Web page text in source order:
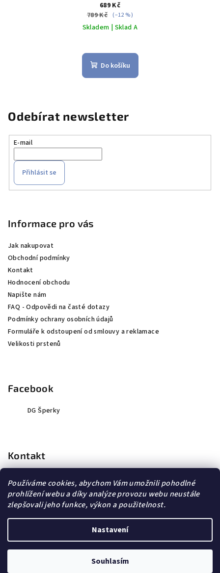
Používáme cookies, abychom Vám umožnili pohodlné
prohlížení webu a díky analýze provozu webu neustále
zlepšovali jeho funkce, výkon a použitelnost.
Nastavení
Souhlasím
689 Kč
789 Kč (–12 %)
Skladem | Sklad A
Do košíku
Odebírat newsletter
E-mail
Přihlásit se
Informace pro vás
Jak nakupovat
Obchodní podmínky
Kontakt
Hodnocení obchodu
Napište nám
FAQ - Odpovědi na časté dotazy
Podmínky ochrany osobních údajů
Formuláře k odstoupení od smlouvy a reklamace
Velikosti prstenů
Facebook
DG Šperky
Kontakt
info @dopravagratis.cz
+420 603 500 988
+420 603 500 988